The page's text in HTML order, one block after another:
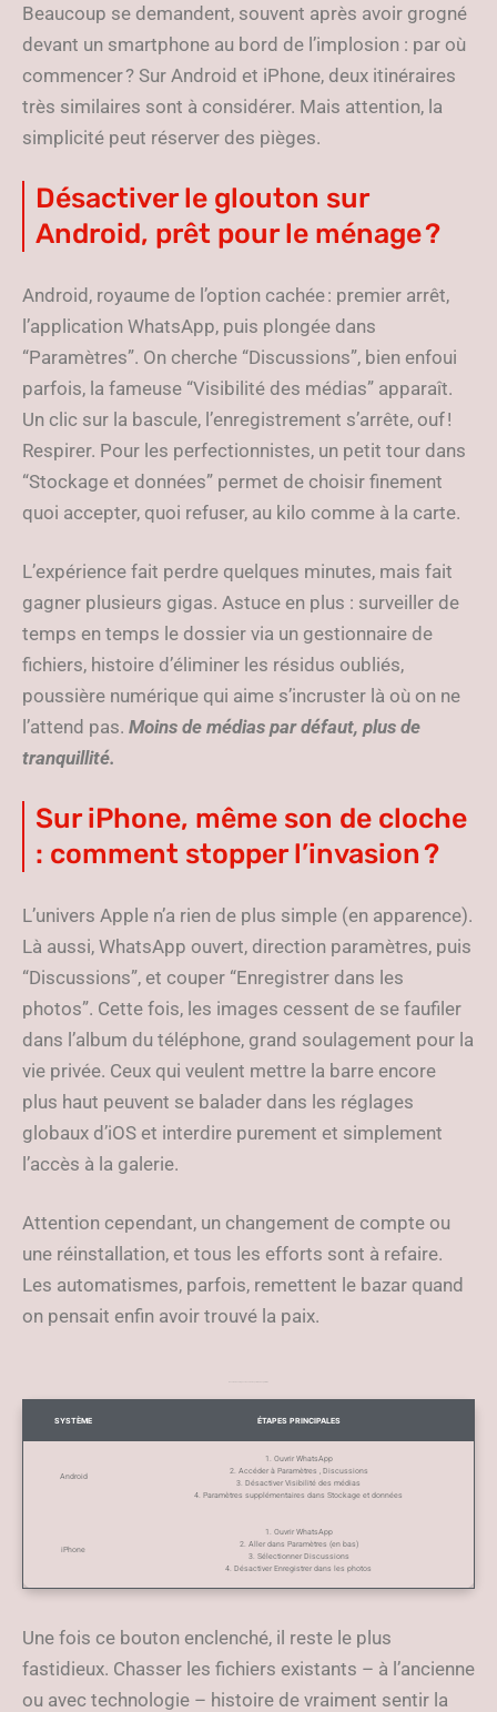
Beaucoup se demandent, souvent après avoir grogné
devant un smartphone au bord de l’implosion : par où
commencer ? Sur Android et iPhone, deux itinéraires
très similaires sont à considérer. Mais attention, la
simplicité peut réserver des pièges.
Désactiver le glouton sur
Android, prêt pour le ménage ?
Android, royaume de l’option cachée : premier arrêt,
l’application WhatsApp, puis plongée dans
“Paramètres”. On cherche “Discussions”, bien enfoui
parfois, la fameuse “Visibilité des médias” apparaît.
Un clic sur la bascule, l’enregistrement s’arrête, ouf !
Respirer. Pour les perfectionnistes, un petit tour dans
“Stockage et données” permet de choisir finement
quoi accepter, quoi refuser, au kilo comme à la carte.
L’expérience fait perdre quelques minutes, mais fait
gagner plusieurs gigas. Astuce en plus : surveiller de
temps en temps le dossier via un gestionnaire de
fichiers, histoire d’éliminer les résidus oubliés,
poussière numérique qui aime s’incruster là où on ne
l’attend pas. Moins de médias par défaut, plus de
tranquillité.
Sur iPhone, même son de cloche
: comment stopper l’invasion ?
L’univers Apple n’a rien de plus simple (en apparence).
Là aussi, WhatsApp ouvert, direction paramètres, puis
“Discussions”, et couper “Enregistrer dans les
photos”. Cette fois, les images cessent de se faufiler
dans l’album du téléphone, grand soulagement pour la
vie privée. Ceux qui veulent mettre la barre encore
plus haut peuvent se balader dans les réglages
globaux d’iOS et interdire purement et simplement
l’accès à la galerie.
Attention cependant, un changement de compte ou
une réinstallation, et tous les efforts sont à refaire.
Les automatismes, parfois, remettent le bazar quand
on pensait enfin avoir trouvé la paix.
SYSTÈME ÉTAPES PRINCIPALES
Android
1. Ouvrir WhatsApp
2. Accéder à Paramètres , Discussions
3. Désactiver Visibilité des médias
4. Paramètres supplémentaires dans Stockage et données
iPhone
1. Ouvrir WhatsApp
2. Aller dans Paramètres (en bas)
3. Sélectionner Discussions
4. Désactiver Enregistrer dans les photos
Une fois ce bouton enclenché, il reste le plus
fastidieux. Chasser les fichiers existants – à l’ancienne
ou avec technologie – histoire de vraiment sentir la